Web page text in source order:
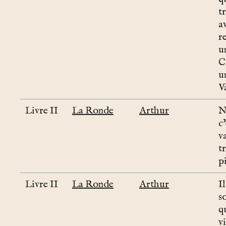
Livre II
La Ronde Arthur
Livre II
La Ronde Arthur
Il